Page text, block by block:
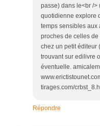
passe) dans le<br /
quotidienne explore
temps sensibles aux
proches de celles
chez un petit éditeur
trouvant sur edilivre
éventuelle.
tirages.com/
Répondre